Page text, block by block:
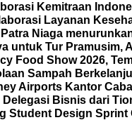
Kemitraan
Layanan
Niaga
untuk Tur Pramusim,
Food Show 2026,
Sampah
Airports Kantor
Delegasi Bisnis dari
Student Design Sprint